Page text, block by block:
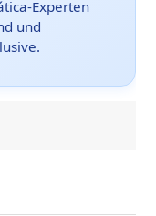
Experten
und